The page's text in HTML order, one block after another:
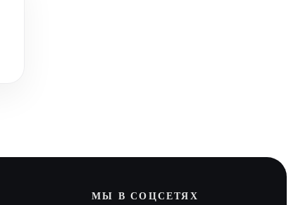
МЫ В СОЦСЕТЯХ